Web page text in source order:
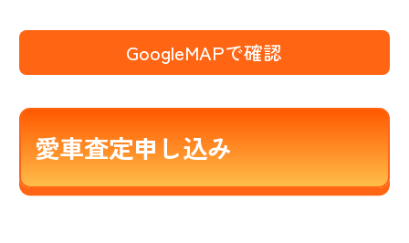
GoogleMAPで確認
愛車査定申し込み